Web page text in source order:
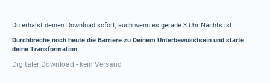
Du erhälst deinen Download sofort, auch wenn es gerade 3 Uhr Nachts ist.
Durchbreche noch heute die Barriere zu Deinem Unterbewusstsein und starte
deine Transformation.
Digitaler Download - kein Versand